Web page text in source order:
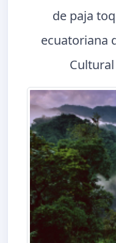
de paja
ecuatoriana
Cultural